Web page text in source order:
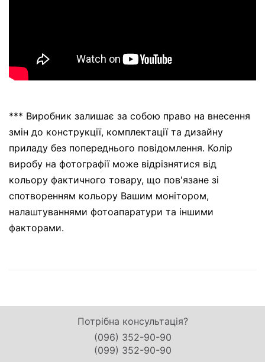
*** Виробник залишає за собою право на внесення
змін до конструкції, комплектації та дизайну
приладу без попереднього повідомлення. Колір
виробу на фотографії може відрізнятися від
кольору фактичного товару, що пов'язане зі
спотворенням кольору Вашим монітором,
налаштуваннями фотоапаратури та іншими
факторами.
Потрібна консультація?
(096) 352-90-90
(099) 352-90-90